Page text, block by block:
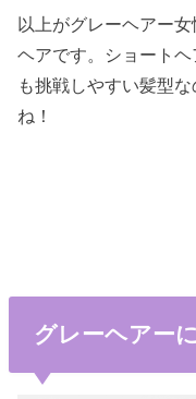
以上がグレーヘアー
ヘアです。ショート
も挑戦しやすい髪型
ね！
グレーヘアー